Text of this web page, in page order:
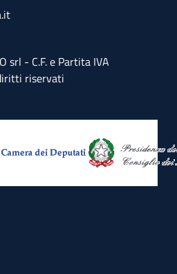
srl - C.F. e Partita IVA
riservati